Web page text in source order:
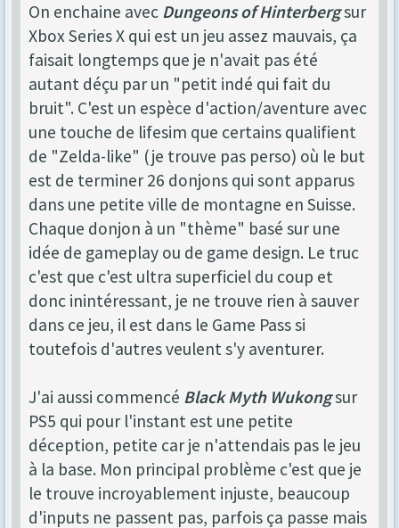
On enchaine avec Dungeons of Hinterbergsur
Xbox Series X qui est un jeu assez mauvais, ça
faisait longtemps que je n'avait pas été
autant déçu par un "petit indé qui fait du
bruit". C'est un espèce d'action/aventure avec
une touche de lifesim que certains qualifient
de "Zelda-like" (je trouve pas perso) où le but
est de terminer 26 donjons qui sont apparus
dans une petite ville de montagne en Suisse.
Chaque donjon à un "thème" basé sur une
idée de gameplay ou de game design. Le truc
c'est que c'est ultra superficiel du coup et
donc inintéressant, je ne trouve rien à sauver
dans ce jeu, il est dans le Game Pass si
toutefois d'autres veulent s'y aventurer.
J'ai aussi commencé Black Myth Wukongsur
PS5 qui pour l'instant est une petite
déception, petite car je n'attendais pas le jeu
à la base. Mon principal problème c'est que je
le trouve incroyablement injuste, beaucoup
d'inputs ne passent pas, parfois ça passe mais